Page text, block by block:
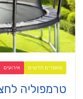
מאמרים חדשים אירועים
טרמפוליה